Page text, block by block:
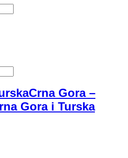
Crna Gora –
Gora i Turska